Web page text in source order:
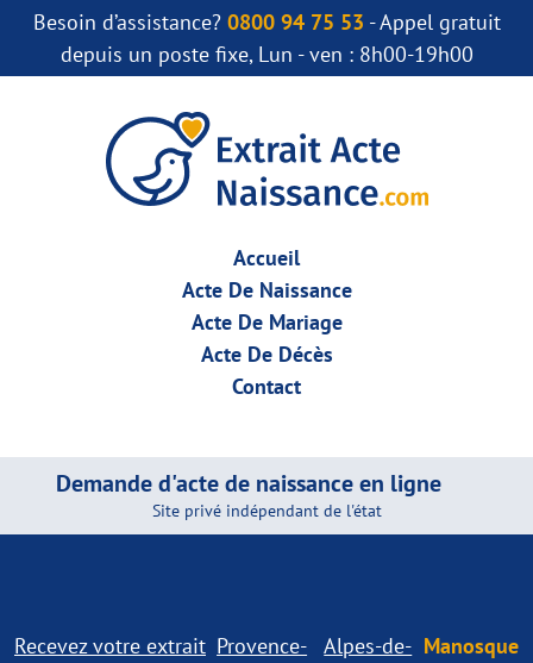
Besoin d’assistance? 0800 94 75 53 - Appel gratuit
depuis un poste fixe, Lun - ven : 8h00-19h00
Accueil
Acte De Naissance
Acte De Mariage
Acte De Décès
Contact
Demande d'acte de naissance en ligne
Site privé indépendant de l'état
Recevez votre extrait Provence-
Alpes-de- Manosque